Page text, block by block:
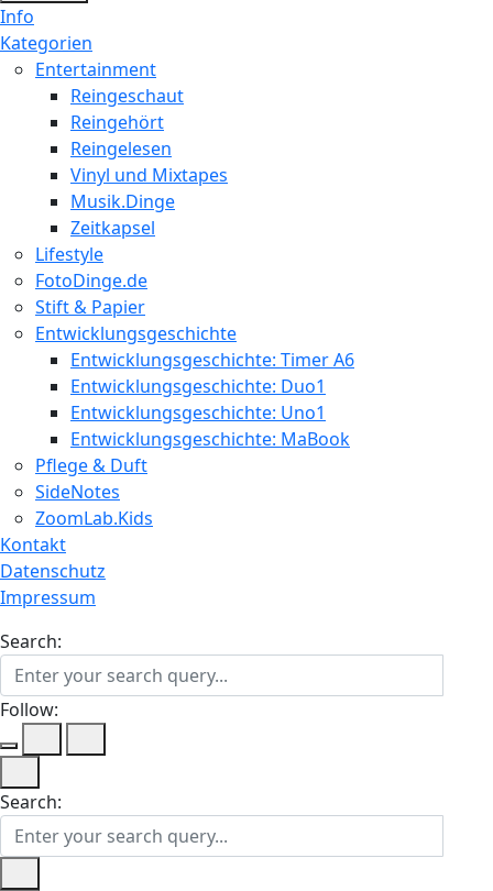
Info
Kategorien
Entertainment
Reingeschaut
Reingehört
Reingelesen
Vinyl und Mixtapes
Musik.Dinge
Zeitkapsel
Lifestyle
FotoDinge.de
Stift & Papier
Entwicklungsgeschichte
Entwicklungsgeschichte: Timer A6
Entwicklungsgeschichte: Duo1
Entwicklungsgeschichte: Uno1
Entwicklungsgeschichte: MaBook
Pflege & Duft
SideNotes
ZoomLab.Kids
Kontakt
Datenschutz
Impressum
Search:
Follow:
Search: